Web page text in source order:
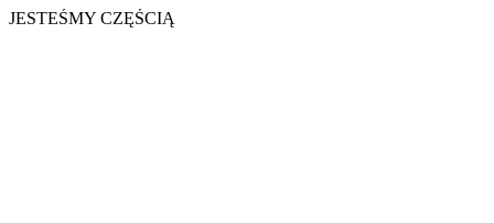
JESTEŚMY CZĘŚCIĄ